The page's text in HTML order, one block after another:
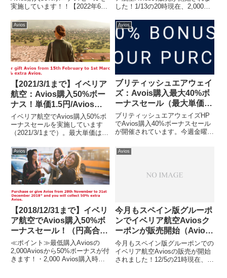
実施しています！！【2022年6月
登録している住所が日本の場合は
ドル支払いになってしまうようで
す。この場合、最大単価は2.6
円/Av...
した！1/13の20時現在、2,000
今回も購入を逃してしまいまし
た。今回のクーポン有効期限は
2019/3/13までです。イベリア航
Avios
【2021/3/1まで】イベリア
航空：Avios購入50%ボー
ナス！単価1.5円/Avios！
お得にJAL特典航空券
イベリア航空でAvios購入50%ボ
ーナスセールを実施しています
（2021/3/1まで）。最大単価は
換算）。Aviosはお得にJAL特典
航空券に交換できますので、興味
がありましたらこのチャンスを
利...
Avios
ブリティッシュエアウェイ
ズ：Avois購入最大40%ボ
ーナスセール（最大単価
2.5円）！
ブリティッシュエアウェイズHP
でAvios購入40%ボーナスセール
が開催されています。今週金曜日
（BA HPから抜粋）詳細はこち
ら（無料の会員登録が必要で
ナス（最大2.5円...
Avios
【2018/12/31まで】イベリ
ア航空でAvios購入50%ボ
ーナスセール！（円高合わ
せて今年最高単価1.54
円/Avios）
≪ポイント≫最低購入Aviosの
2,000Aviosから50%ボーナスが付
きます！・2,000 Avios購入時の
Avios
今月もスペイン版グルーポ
ンでイベリア航空Aviosク
ーポンが販売開始（Avios-
17）
今月もスペイン版グルーポンでの
イベリア航空Aviosの販売が開始
されました！12/5の21時現在、